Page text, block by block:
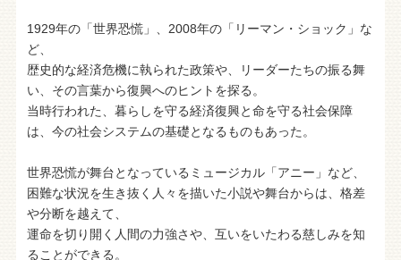
1929年の「世界恐慌」、2008年の「リーマン・ショック」な
ど、
歴史的な経済危機に執られた政策や、リーダーたちの振る舞
い、その言葉から復興へのヒントを探る。
当時行われた、暮らしを守る経済復興と命を守る社会保障
は、今の社会システムの基礎となるものもあった。
世界恐慌が舞台となっているミュージカル「アニー」など、
困難な状況を生き抜く人々を描いた小説や舞台からは、格差
や分断を越えて、
運命を切り開く人間の力強さや、互いをいたわる慈しみを知
ることができる。